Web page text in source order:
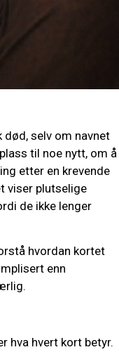
selv om navnet
til noe nytt, om å
etter en krevende
viser plutselige
de ikke lenger
hvordan kortet
enn
hva hvert kort betyr.